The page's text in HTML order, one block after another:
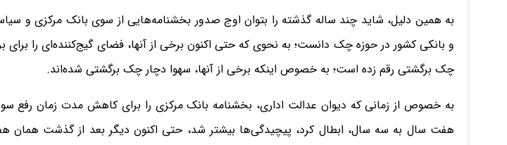
به همین دلیل، شاید چند ساله گذشته را بتوان اوج صدور بخشنامه‌هایی از سوی بانک مرکزی و
و بانکی کشور در حوزه چک دانست؛ به نحوی که حتی اکنون برخی از آنها، فضای گیج‌کننده‌ای را برای
چک برگشتی رقم زده است؛ به خصوص اینکه برخی از آنها، سهوا دچار چک برگشتی شده‌اند.
به خصوص از زمانی که دیوان عدالت اداری، بخشنامه بانک مرکزی را برای کاهش مدت زمان رفع
هفت سال به سه سال، ابطال کرد، پیچیدگی‌ها بیشتر شد، حتی اکنون دیگر بعد از گذشت همان